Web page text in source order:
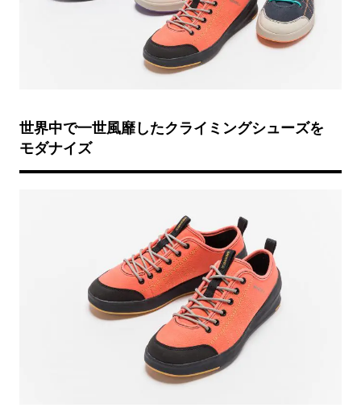
世界中で一世風靡したクライミングシューズを
モダナイズ